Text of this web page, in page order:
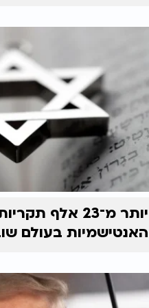
יותר מ־23 אלף
האנטישמיות בעולם